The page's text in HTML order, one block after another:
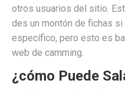
otros usuarios del sitio.
des un montón de fichas
específico, pero esto es
web de camming.
¿cómo Puede